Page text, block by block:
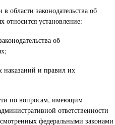
области законодательства об
установление:
об
наказаний и правил их
по вопросам, имеющим
ответственности
федеральными законами